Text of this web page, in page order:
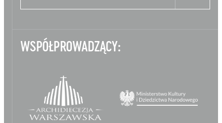
WSPÓŁPROWADZĄCY: